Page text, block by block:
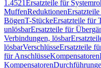
1.4521Ersatzteile für
MuffenReduktionen
BögenT-StückeErsatzteile für
unlösbarErsatzteile für
Verbindungen, lösbar
lösbarVerschlüsseErsatzteile
für AnschlüsseKompensatoren
Kompensatoren